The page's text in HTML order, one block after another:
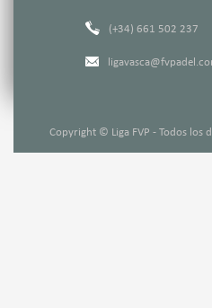
(+34) 661 502 237
Copyright © Liga FVP - Todos los